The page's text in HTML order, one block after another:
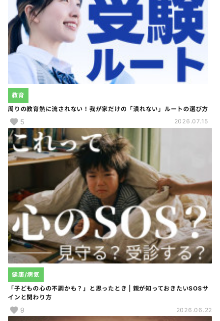
周りの教育熱に流されない！我が家だけの「潰れない」ルートの選び方
教育
5 2026.07.15
「子どもの心の不調かも？」と思ったとき | 親が知っておきたいSOSサ
インと関わり方
健康/病気
9 2026.06.22